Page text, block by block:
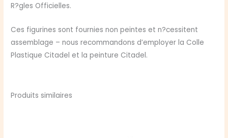
R?gles Officielles.
Ces figurines sont fournies non peintes et n?cessitent
assemblage – nous recommandons d’employer la Colle
Plastique Citadel et la peinture Citadel.
Produits similaires